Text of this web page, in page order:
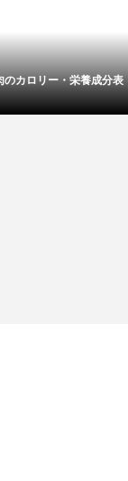
ロリー・栄養成分表